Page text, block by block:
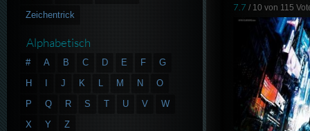
7.7 / 10 von 115
Zeichentrick
Alphabetisch
# A B C D E F
G
H
J K L M N
O
P
Q R S T U V
W
X
Y Z